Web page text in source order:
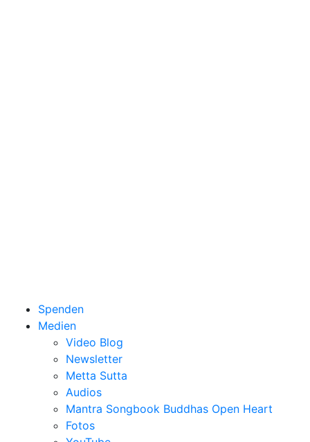
Spenden
Medien
Video Blog
Newsletter
Metta Sutta
Audios
Mantra Songbook Buddhas Open Heart
Fotos